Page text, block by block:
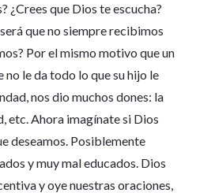
¿Crees que Dios te escucha?
que no siempre recibimos
Por el mismo motivo que un
no le da todo lo que su hijo le
nos dio muchos dones: la
etc. Ahora imagínate si Dios
deseamos. Posiblemente
y muy mal educados. Dios
y oye nuestras oraciones,